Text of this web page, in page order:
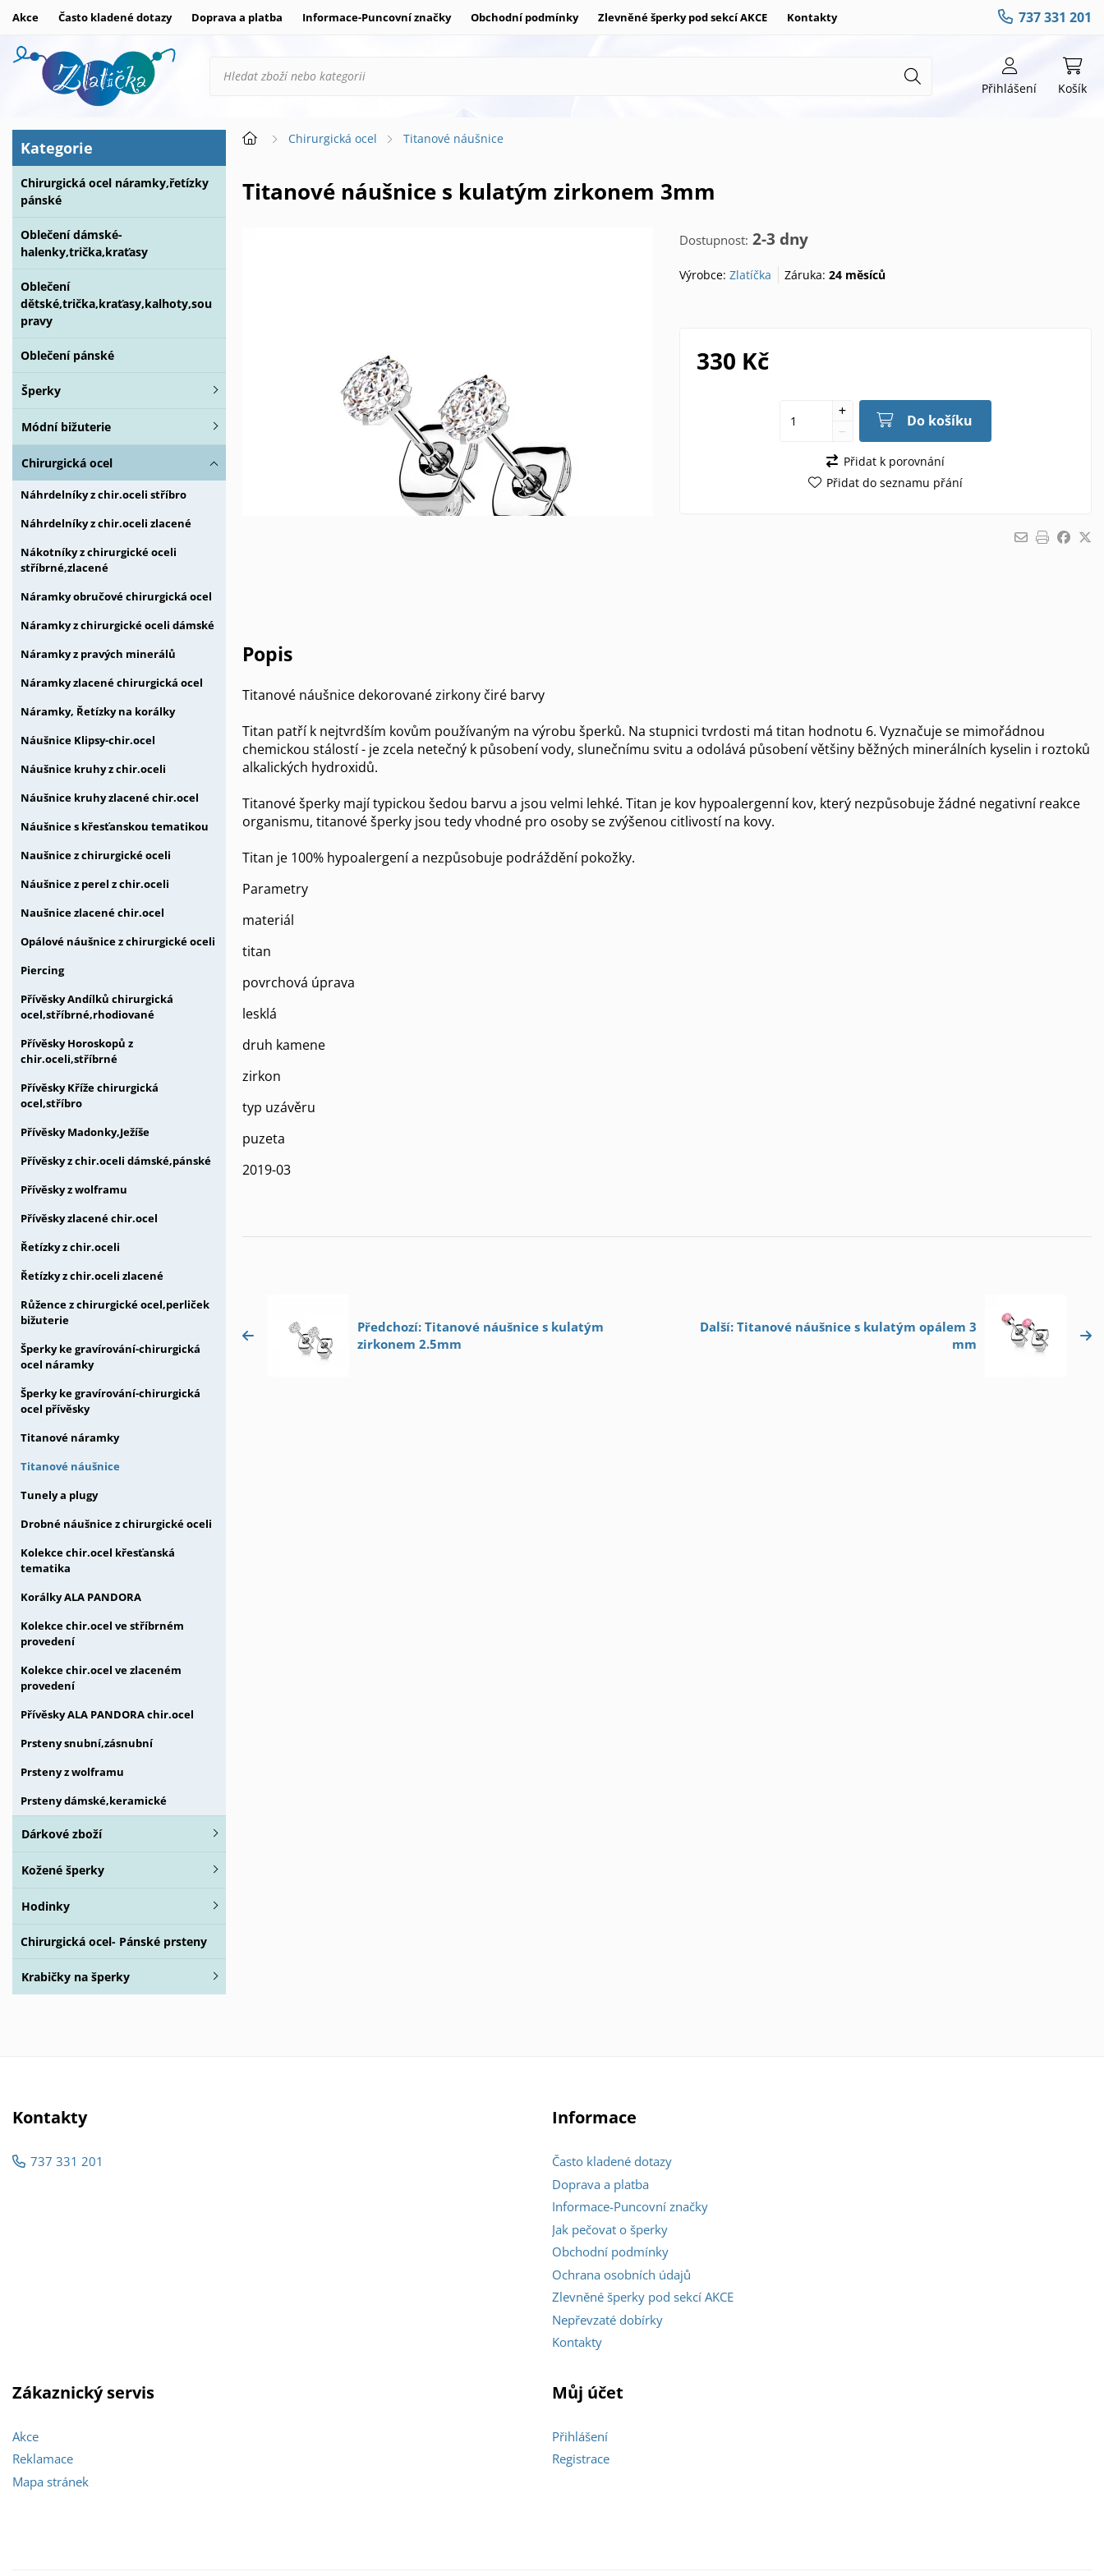
Akce Často kladené dotazy Doprava a platba Informace-Puncovní značky Obchodní podmínky Zlevněné šperky pod sekcí AKCE Kontakty 737 331 201
Přihlášení Košík
Kategorie
Chirurgická ocel náramky,řetízky
pánské
Oblečení dámské-
halenky,trička,kraťasy
Oblečení
dětské,trička,kraťasy,kalhoty,sou
pravy
Oblečení pánské
Šperky
Módní bižuterie
Chirurgická ocel
Náhrdelníky z chir.oceli stříbro
Náhrdelníky z chir.oceli zlacené
Nákotníky z chirurgické oceli
stříbrné,zlacené
Náramky obručové chirurgická ocel
Náramky z chirurgické oceli dámské
Náramky z pravých minerálů
Náramky zlacené chirurgická ocel
Náramky, Řetízky na korálky
Náušnice Klipsy-chir.ocel
Náušnice kruhy z chir.oceli
Náušnice kruhy zlacené chir.ocel
Náušnice s křesťanskou tematikou
Naušnice z chirurgické oceli
Náušnice z perel z chir.oceli
Naušnice zlacené chir.ocel
Opálové náušnice z chirurgické oceli
Piercing
Přívěsky Andílků chirurgická
ocel,stříbrné,rhodiované
Přívěsky Horoskopů z
chir.oceli,stříbrné
Přívěsky Kříže chirurgická
ocel,stříbro
Přívěsky Madonky,Ježíše
Přívěsky z chir.oceli dámské,pánské
Přívěsky z wolframu
Přívěsky zlacené chir.ocel
Řetízky z chir.oceli
Řetízky z chir.oceli zlacené
Růžence z chirurgické ocel,perliček
bižuterie
Šperky ke gravírování-chirurgická
ocel náramky
Šperky ke gravírování-chirurgická
ocel přívěsky
Titanové náramky
Titanové náušnice
Tunely a plugy
Drobné náušnice z chirurgické oceli
Kolekce chir.ocel křesťanská
tematika
Korálky ALA PANDORA
Kolekce chir.ocel ve stříbrném
provedení
Kolekce chir.ocel ve zlaceném
provedení
Přívěsky ALA PANDORA chir.ocel
Prsteny snubní,zásnubní
Prsteny z wolframu
Prsteny dámské,keramické
Dárkové zboží
Kožené šperky
Hodinky
Chirurgická ocel- Pánské prsteny
Krabičky na šperky
Chirurgická ocel Titanové náušnice
Titanové náušnice s kulatým zirkonem 3mm
Dostupnost: 2-3 dny
Výrobce: Zlatíčka Záruka:24 měsíců
330 Kč
Do košíku
Přidat k porovnání
Přidat do seznamu přání
Popis
Titanové náušnice dekorované zirkony čiré barvy
Titan patří k nejtvrdším kovům používaným na výrobu šperků. Na stupnici tvrdosti má titan hodnotu 6. Vyznačuje se mimořádnou
chemickou stálostí - je zcela netečný k působení vody, slunečnímu svitu a odolává působení většiny běžných minerálních kyselin i roztoků
alkalických hydroxidů.
Titanové šperky mají typickou šedou barvu a jsou velmi lehké. Titan je kov hypoalergenní kov, který nezpůsobuje žádné negativní reakce
organismu, titanové šperky jsou tedy vhodné pro osoby se zvýšenou citlivostí na kovy.
Titan je 100% hypoalergení a nezpůsobuje podráždění pokožky.
Parametry
materiál
titan
povrchová úprava
lesklá
druh kamene
zirkon
typ uzávěru
puzeta
2019-03
Předchozí: Titanové náušnice s kulatým
zirkonem 2.5mm
Další: Titanové náušnice s kulatým opálem 3
mm
Kontakty
737 331 201
Informace
Často kladené dotazy
Doprava a platba
Informace-Puncovní značky
Jak pečovat o šperky
Obchodní podmínky
Ochrana osobních údajů
Zlevněné šperky pod sekcí AKCE
Nepřevzaté dobírky
Kontakty
Zákaznický servis
Akce
Reklamace
Mapa stránek
Můj účet
Přihlášení
Registrace